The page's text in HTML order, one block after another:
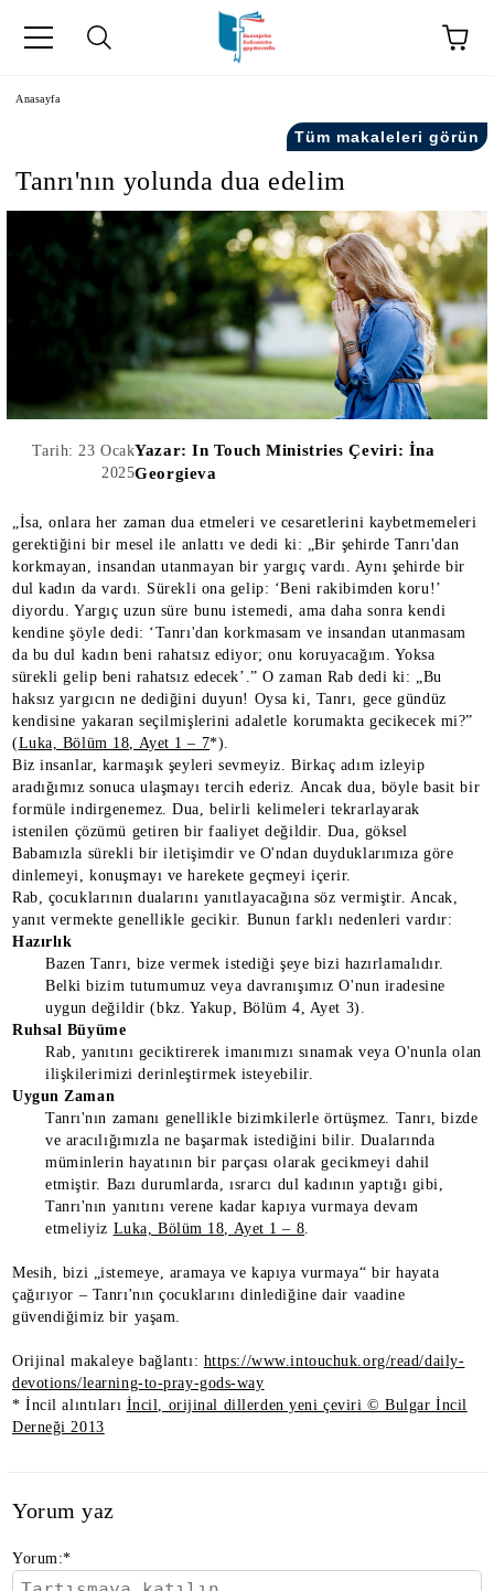
in Turkish.
Anasayfa
Tüm makaleleri görün
Tanrı'nın yolunda dua edelim
Tarih: 23 Ocak
2025
Yazar: In Touch Ministries Çeviri: İna
Georgieva
„İsa, onlara her zaman dua etmeleri ve cesaretlerini kaybetmemeleri
gerektiğini bir mesel ile anlattı ve dedi ki: „Bir şehirde Tanrı'dan
korkmayan, insandan utanmayan bir yargıç vardı. Aynı şehirde bir
dul kadın da vardı. Sürekli ona gelip: ‘Beni rakibimden koru!’
diyordu. Yargıç uzun süre bunu istemedi, ama daha sonra kendi
kendine şöyle dedi: ‘Tanrı'dan korkmasam ve insandan utanmasam
da bu dul kadın beni rahatsız ediyor; onu koruyacağım. Yoksa
sürekli gelip beni rahatsız edecek’.” O zaman Rab dedi ki: „Bu
haksız yargıcın ne dediğini duyun! Oysa ki, Tanrı, gece gündüz
kendisine yakaran seçilmişlerini adaletle korumakta gecikecek mi?”
(Luka, Bölüm 18, Ayet 1 – 7*).
Biz insanlar, karmaşık şeyleri sevmeyiz. Birkaç adım izleyip
aradığımız sonuca ulaşmayı tercih ederiz. Ancak dua, böyle basit bir
formüle indirgenemez. Dua, belirli kelimeleri tekrarlayarak
istenilen çözümü getiren bir faaliyet değildir. Dua, göksel
Babamızla sürekli bir iletişimdir ve O'ndan duyduklarımıza göre
dinlemeyi, konuşmayı ve harekete geçmeyi içerir.
Rab, çocuklarının dualarını yanıtlayacağına söz vermiştir. Ancak,
yanıt vermekte genellikle gecikir. Bunun farklı nedenleri vardır:
Hazırlık
Bazen Tanrı, bize vermek istediği şeye bizi hazırlamalıdır.
Belki bizim tutumumuz veya davranışımız O'nun iradesine
uygun değildir (bkz. Yakup, Bölüm 4, Ayet 3).
Ruhsal Büyüme
Rab, yanıtını geciktirerek imanımızı sınamak veya O'nunla olan
ilişkilerimizi derinleştirmek isteyebilir.
Uygun Zaman
Tanrı'nın zamanı genellikle bizimkilerle örtüşmez. Tanrı, bizde
ve aracılığımızla ne başarmak istediğini bilir. Dualarında
müminlerin hayatının bir parçası olarak gecikmeyi dahil
etmiştir. Bazı durumlarda, ısrarcı dul kadının yaptığı gibi,
Tanrı'nın yanıtını verene kadar kapıya vurmaya devam
etmeliyiz Luka, Bölüm 18, Ayet 1 – 8
Mesih, bizi „istemeye, aramaya ve kapıya vurmaya“ bir hayata
çağırıyor – Tanrı'nın çocuklarını dinlediğine dair vaadine
güvendiğimiz bir yaşam.
Orijinal makaleye bağlantı: https://www.intouchuk.org/read/daily-
devotions/learning-to-pray-gods-way
* İncil alıntıları İncil, orijinal dillerden yeni çeviri © Bulgar İncil
Derneği 2013
Yorum yaz
Yorum:*